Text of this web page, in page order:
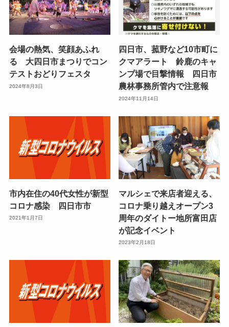
会場の熱気、笑顔あふれ
る 大四日市まつりでコン
テストおどりフェスタ
2024年8月3日
四日市、菰野など10市町に
クマアラート 鈴鹿のキャ
ンプ場で目撃情報 四日市
農林事務所管内で注意報
2024年11月14日
市内在住の40代女性が新型
コロナ感染 四日市市
2021年1月7日
マルシェで来店者迎える、
コロナ乗り越えオープン3
周年のダイトー地所富田店
が記念イベント
2023年2月18日